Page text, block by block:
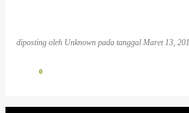
diposting oleh Unknown pada tanggal Maret 13,
0